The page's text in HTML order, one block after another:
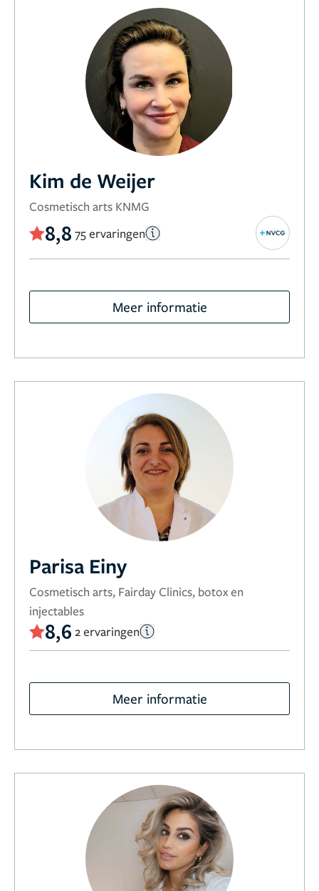
Kim de Weijer
Cosmetisch arts KNMG
8,8 75 ervaringen
Meer informatie
Parisa Einy
Cosmetisch arts, Fairday Clinics, botox en
injectables
8,6 2 ervaringen
Meer informatie